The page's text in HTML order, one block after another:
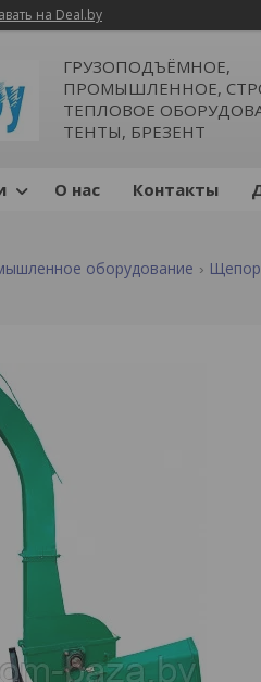
на Deal.by
ГРУЗОПОДЪЁМНОЕ,
ПРОМЫШЛЕННОЕ,
ТЕПЛОВОЕ
ТЕНТЫ, БРЕЗЕНТ
О нас Контакты
оборудование